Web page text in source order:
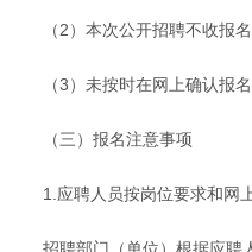
（2）本次公开招聘不收报
（3）未按时在网上确认报
（三）报名注意事项
1.应聘人员按岗位要求和网